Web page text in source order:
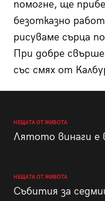
помогне, ще
безотказно
рисуваме сърца
При добре
със смях от
НЕЩАТА ОТ ЖИВОТА
Лятото винаги е
НЕЩАТА ОТ ЖИВОТА
Събития за